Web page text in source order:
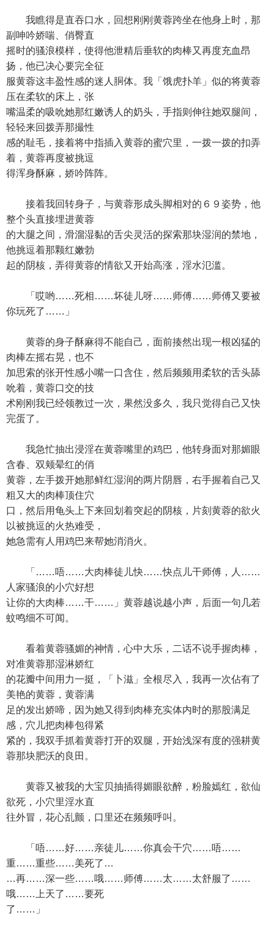
我瞧得是直吞口水，回想刚刚黄蓉跨坐在他身上时，那
副呻吟娇喘、俏臀直
摇时的骚浪模样，使得他泄精后垂软的肉棒又再度充血昂
扬，他已决心要完全征
服黄蓉这丰盈性感的迷人胴体。我「饿虎扑羊」似的将黄蓉
压在柔软的床上，张
嘴温柔的吸吮她那红嫩诱人的奶头，手指则伸往她双腿间，
轻轻来回拨弄那撮性
感的耻毛，接着将中指插入黄蓉的蜜穴里，一拨一拨的扣弄
着，黄蓉再度被挑逗
得浑身酥麻，娇吟阵阵。
接着我回转身子，与黄蓉形成头脚相对的６９姿势，他
整个头直接埋进黄蓉
的大腿之间，滑溜湿黏的舌尖灵活的探索那块湿润的禁地，
他挑逗着那颗红嫩勃
起的阴核，弄得黄蓉的情欲又开始高涨，淫水氾滥。
「哎哟……死相……坏徒儿呀……师傅……师傅又要被
你玩死了……」
黄蓉的身子酥麻得不能自己，面前揍然出现一根凶猛的
肉棒左摇右晃，也不
加思索的张开性感小嘴一口含住，然后频频用柔软的舌头舔
吮着，黄蓉口交的技
术刚刚我已经领教过一次，果然没多久，我只觉得自己又快
完蛋了。
我急忙抽出浸淫在黄蓉嘴里的鸡巴，他转身面对那媚眼
含春、双颊晕红的俏
黄蓉，左手拨开她那鲜红湿润的两片阴唇，右手握着自己又
粗又大的肉棒顶住穴
口，然后用龟头上下来回划着突起的阴核，片刻黄蓉的欲火
以被挑逗的火热难受，
她急需有人用鸡巴来帮她消消火。
「……唔……大肉棒徒儿快……快点儿干师傅，人……
人家骚浪的小穴好想
让你的大肉棒……干……」黄蓉越说越小声，后面一句几若
蚊鸣细不可闻。
看着黄蓉骚媚的神情，心中大乐，二话不说手握肉棒，
对准黄蓉那湿淋娇红
的花瓣中间用力一挺，「卜滋」全根尽入，我再一次佔有了
美艳的黄蓉，黄蓉满
足的发出娇啼，因为她又得到肉棒充实体内时的那股满足
感，穴儿把肉棒包得紧
紧的，我双手抓着黄蓉打开的双腿，开始浅深有度的强耕黄
蓉那块肥沃的良田。
黄蓉又被我的大宝贝抽插得媚眼欲醉，粉脸嫣红，欲仙
欲死，小穴里淫水直
往外冒，花心乱颤，口里还在频频呼叫。
「唔……好……亲徒儿……你真会干穴……唔……
重……重些……美死了…
…再……深一些……哦……师傅……太……太舒服了……
哦……上天了……要死
了……」